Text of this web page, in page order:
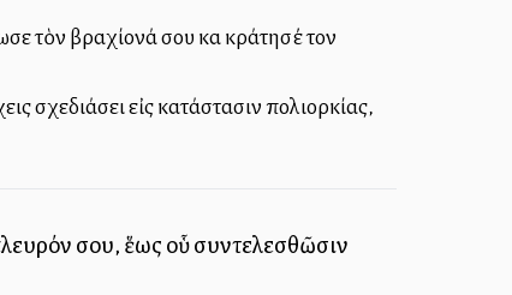
τὸν βραχίονά σου καὶ κράτησέ τον
εἰς κατάστασιν πολιορκίας,
σου, ἕως οὗ συντελεσθῶσιν